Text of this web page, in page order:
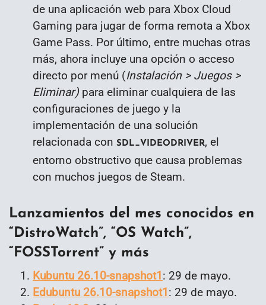
de una aplicación web para Xbox Cloud
Gaming para jugar de forma remota a Xbox
Game Pass. Por último, entre muchas otras
más, ahora incluye una opción o acceso
directo por menú (Instalación > Juegos >
Eliminar)para eliminar cualquiera de las
configuraciones de juego y la
implementación de una solución
relacionada con SDL_VIDEODRIVER, el
entorno obstructivo que causa problemas
con muchos juegos de Steam.
Lanzamientos del mes conocidos en
“DistroWatch”, “OS Watch”,
“FOSSTorrent” y más
Kubuntu 26.10-snapshot1 : 29 de mayo.
Edubuntu 26.10-snapshot1 : 29 de mayo.